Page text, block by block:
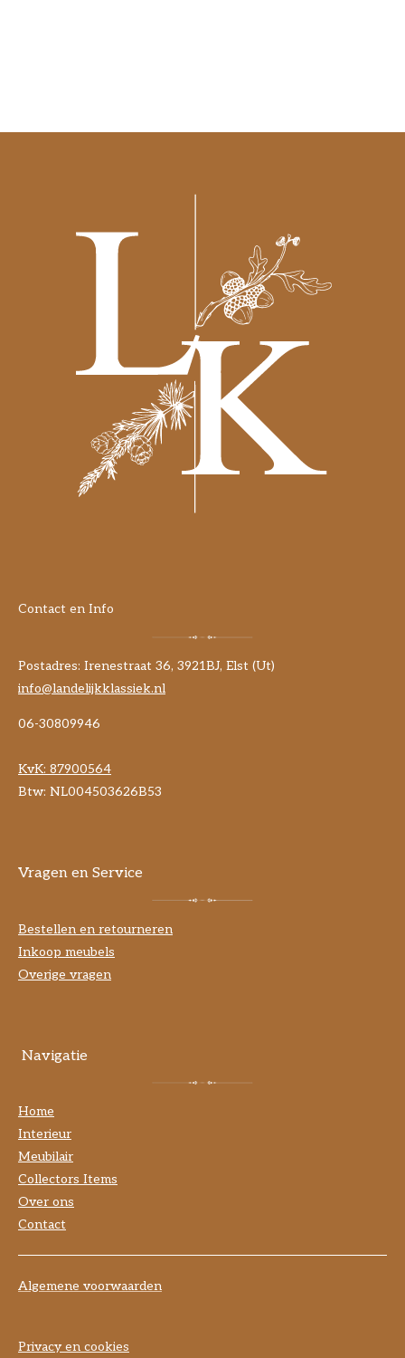
Contact en Info
Postadres: Irenestraat 36, 3921BJ, Elst (Ut)
info@landelijkklassiek.nl
06-30809946
KvK: 87900564
Btw: NL004503626B53
Vragen en Service
Bestellen en retourneren
Inkoop meubels
Overige vragen
Navigatie
Home
Interieur
Meubilair
Collectors Items
Over ons
Contact
Algemene voorwaarden
Privacy en cookies